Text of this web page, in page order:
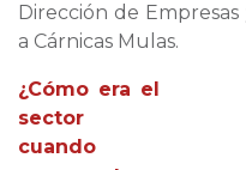
Dirección de
a Cárnicas Mulas.
¿Cómo era el
sector
cuando